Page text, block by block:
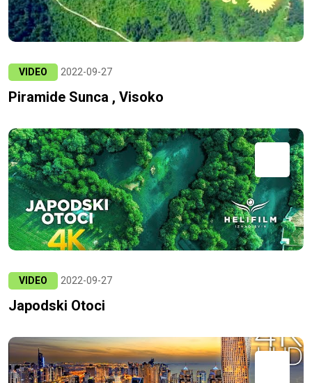
VIDEO 2022-09-27
Piramide Sunca , Visoko
VIDEO 2022-09-27
Japodski Otoci